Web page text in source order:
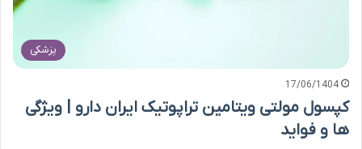
پزشکی
17/06/1404
کپسول مولتی ویتامین تراپوتیک ایران دارو | ویژگی
ها و فواید